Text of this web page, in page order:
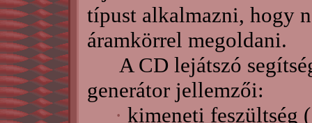
típust alkalmazni, hogy
áramkörrel megoldani.
A CD lejátszó
generátor jellemzői:
· kimeneti feszültség